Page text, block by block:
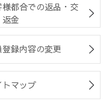
様都合での返品・交
金
登録内容の変更
トマップ